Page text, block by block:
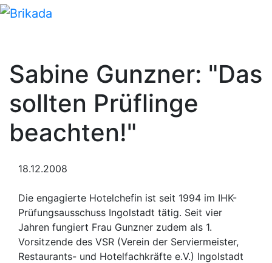
Sabine Gunzner: "Das
sollten Prüflinge
beachten!"
18.12.2008
Die engagierte Hotelchefin ist seit 1994 im IHK-
Prüfungsausschuss Ingolstadt tätig. Seit vier
Jahren fungiert Frau Gunzner zudem als 1.
Vorsitzende des VSR (Verein der Serviermeister,
Restaurants- und Hotelfachkräfte e.V.) Ingolstadt